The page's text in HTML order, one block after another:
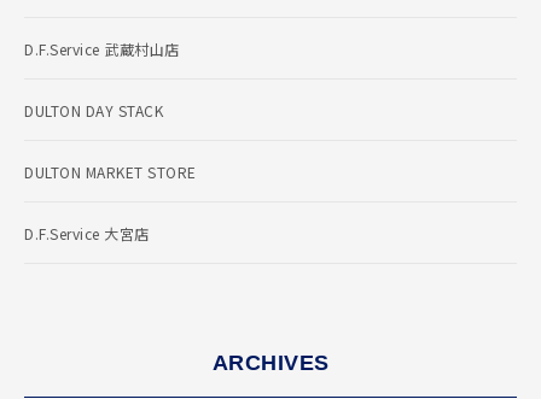
D.F.Service 武蔵村山店
DULTON DAY STACK
DULTON MARKET STORE
D.F.Service 大宮店
ARCHIVES